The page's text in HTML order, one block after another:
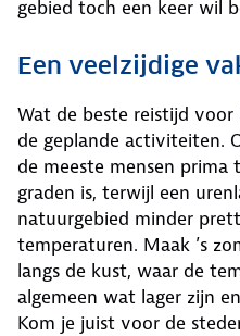
gebied toch een keer wil
Een veelzijdige
Wat de beste reistijd
de geplande activiteiten.
de meeste mensen
graden is, terwijl een
natuurgebied minder
temperaturen. Maak ’s
langs de kust, waar de
algemeen wat lager zijn
Kom je juist voor de